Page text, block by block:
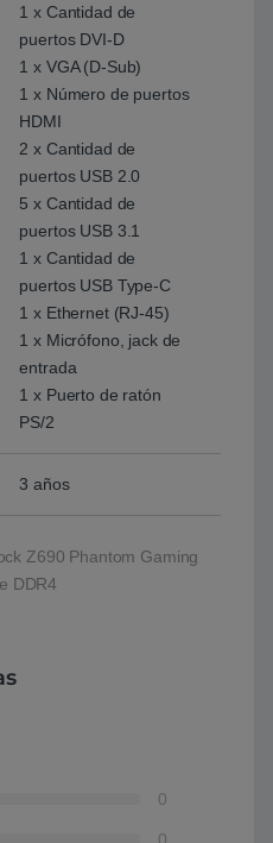
1 x Cantidad de
puertos DVI-D
1 x VGA (D-Sub)
1 x Número de puertos
HDMI
2 x Cantidad de
puertos USB 2.0
5 x Cantidad de
puertos USB 3.1
1 x Cantidad de
puertos USB Type-C
1 x Ethernet (RJ-45)
1 x Micrófono, jack de
entrada
1 x Puerto de ratón
PS/2
3 años
Z690 Phantom Gaming
DDR4
0